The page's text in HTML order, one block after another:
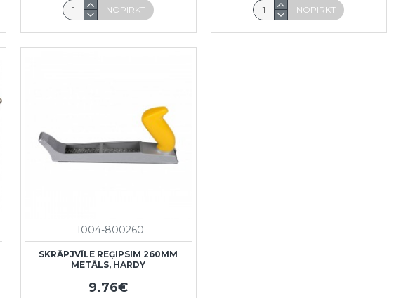
NOPIRKT NOPIRKT
1004-800260
SKRĀPJVĪLE REĢIPSIM 260MM
METĀLS, HARDY
9.76€